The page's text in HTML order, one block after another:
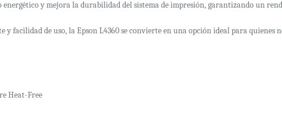
energético y mejora la durabilidad del sistema de impresión, garantizando un
facilidad de uso, la Epson L4360 se convierte en una opción ideal para quienes
Heat-Free